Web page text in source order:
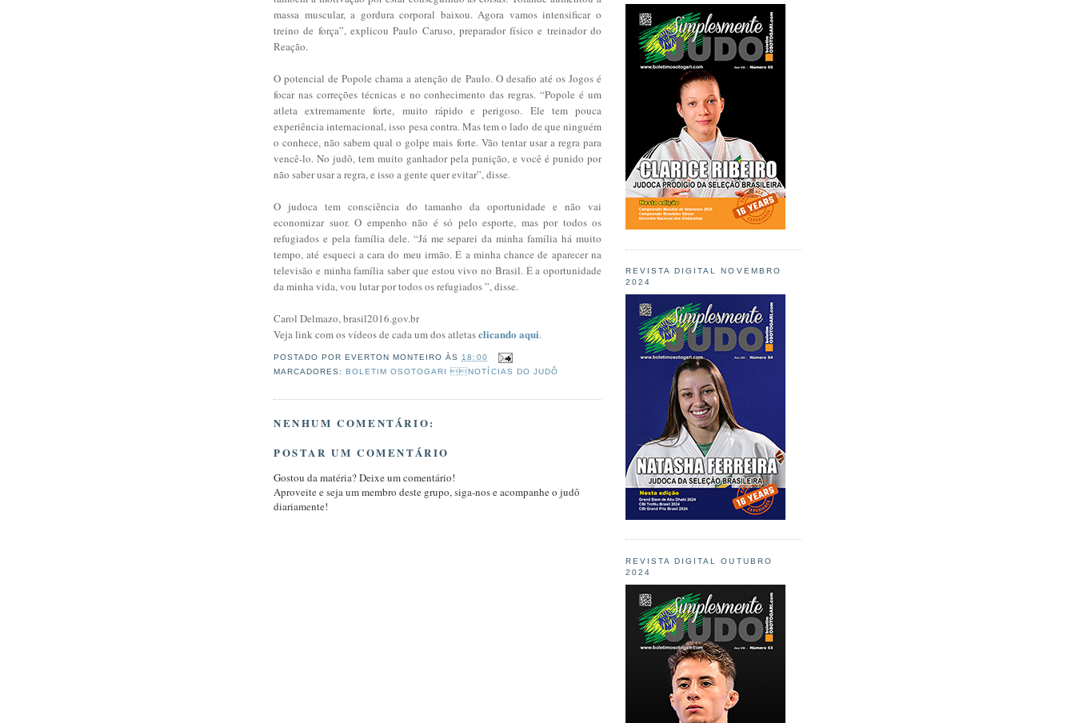
massa muscular, a gordura corporal baixou. Agora vamos intensificar o
treino de força”, explicou Paulo Caruso, preparador físico e treinador do
Reação.
O potencial de Popole chama a atenção de Paulo. O desafio até os Jogos é
focar nas correções técnicas e no conhecimento das regras. “Popole é um
atleta extremamente forte, muito rápido e perigoso. Ele tem pouca
experiência internacional, isso pesa contra. Mas tem o lado de que ninguém
o conhece, não sabem qual o golpe mais forte. Vão tentar usar a regra para
vencê-lo. No judô, tem muito ganhador pela punição, e você é punido por
não saber usar a regra, e isso a gente quer evitar”, disse.
O judoca tem consciência do tamanho da oportunidade e não vai
economizar suor. O empenho não é só pelo esporte, mas por todos os
refugiados e pela família dele. “Já me separei da minha família há muito
tempo, até esqueci a cara do meu irmão. É a minha chance de aparecer na
televisão e minha família saber que estou vivo no Brasil. É a oportunidade
da minha vida, vou lutar por todos os refugiados ”, disse.
Carol Delmazo, brasil2016.gov.br
Veja link com os vídeos de cada um dos atletasclicando aqui.
POSTADO POR EVERTON MONTEIRO ÀS18:00
MARCADORES:BOLETIM OSOTOGARI NOTÍCIAS DO JUDÔ
NENHUM COMENTÁRIO:
POSTAR UM COMENTÁRIO
Gostou da matéria? Deixe um comentário!
Aproveite e seja um membro deste grupo, siga-nos e acompanhe o judô
diariamente!
REVISTA DIGITAL NOVEMBRO
2024
REVISTA DIGITAL OUTUBRO
2024